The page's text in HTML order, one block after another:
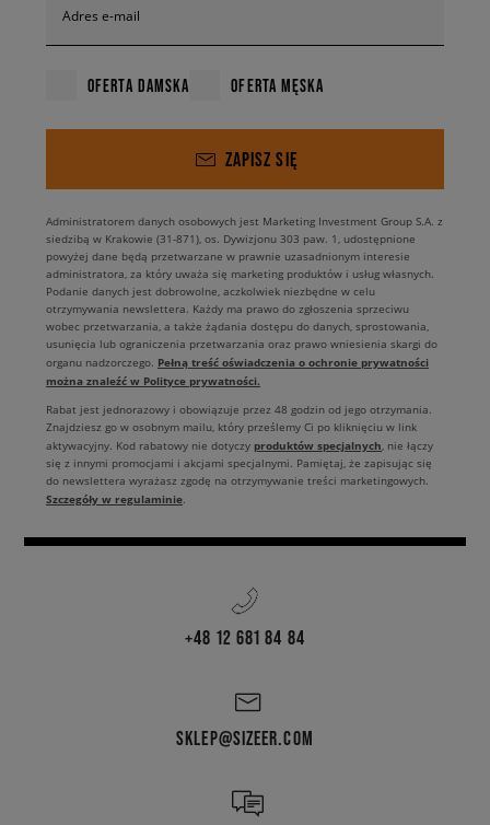
Adres e-mail
OFERTA DAMSKA OFERTA MĘSKA
ZAPISZ SIĘ
Administratorem danych osobowych jest Marketing Investment Group S.A. z
siedzibą w Krakowie (31-871), os. Dywizjonu 303 paw. 1, udostępnione
powyżej dane będą przetwarzane w prawnie uzasadnionym interesie
administratora, za który uważa się marketing produktów i usług własnych.
Podanie danych jest dobrowolne, aczkolwiek niezbędne w celu
otrzymywania newslettera. Każdy ma prawo do zgłoszenia sprzeciwu
wobec przetwarzania, a także żądania dostępu do danych, sprostowania,
usunięcia lub ograniczenia przetwarzania oraz prawo wniesienia skargi do
organu nadzorczego. Pełną treść oświadczenia o ochronie prywatności
można znaleźć w Polityce prywatności.
Rabat jest jednorazowy i obowiązuje przez 48 godzin od jego otrzymania.
Znajdziesz go w osobnym mailu, który prześlemy Ci po kliknięciu w link
aktywacyjny. Kod rabatowy nie dotyczy produktów specjalnych, nie łączy
się z innymi promocjami i akcjami specjalnymi. Pamiętaj, że zapisując się
do newslettera wyrażasz zgodę na otrzymywanie treści marketingowych.
Szczegóły w regulaminie.
+48 12 681 84 84
SKLEP@SIZEER.COM